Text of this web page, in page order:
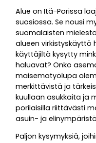
Alue on Itä-Porissa
suosiossa. Se nousi
suomalaisten
alueen virkistyskäyttö
käyttäjiltä kysytty
haluavat? Onko
maisematyölupa
merkittävistä ja
kuullaan asukkaita ja
porilaisilla riittävästi
asuin- ja
Paljon kysymyksiä,